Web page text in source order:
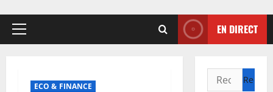
Menu
EN DIRECT
ECO & FINANCE
Rechercher :